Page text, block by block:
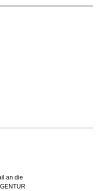
des
an die